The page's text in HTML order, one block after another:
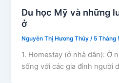
Du học Mỹ và những
ở
Nguyễn Thị Hương Thủy/ 5 Tháng
1. Homestay (ở nhà dân): Ở
sống với các gia đình người